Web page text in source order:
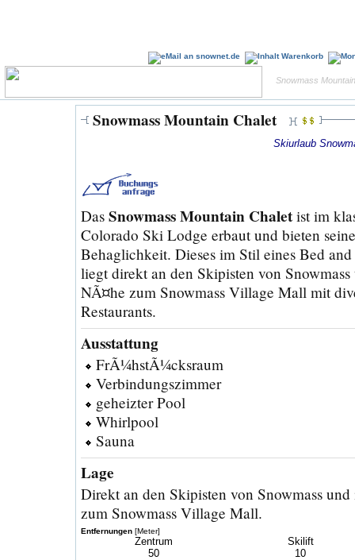
Snowmass
Snowmass Mountain Chalet
Skiurlaub
Das Snowmass Mountain Chaletist im
Colorado Ski Lodge erbaut und bieten
Behaglichkeit. Dieses im Stil eines Bed
liegt direkt an den Skipisten von
NÃ¤he zum Snowmass Village Mall mit
Restaurants.
Ausstattung
FrÃ¼hstÃ¼cksraum
Verbindungszimmer
geheizter Pool
Whirlpool
Sauna
Lage
Direkt an den Skipisten von Snowmass
zum Snowmass Village Mall.
Entfernungen[Meter]
Zentrum
50
Skilift
10